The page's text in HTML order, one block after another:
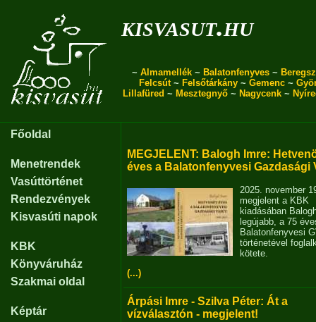
kisvasut.hu
~ Almamellék ~ Balatonfenyves ~
Felcsút~ Felsőtárkány ~ Gemenc ~
Lillafüred ~ Mesztegnyő ~ Nagycenk ~
Főoldal
Menetrendek
Vasúttörténet
Rendezvények
Kisvasúti napok
KBK
Könyváruház
Szakmai oldal
Képtár
MEGJELENT: Balogh Imre:
éves a Balatonfenyvesi Gazdasági
2025. november
megjelent a KBK
kiadásában
legújabb, a 75
Balatonfenyvesi
történetével
kötete.
(...)
Árpási Imre - Szilva Péter: Át a
vízválasztón - megjelent!